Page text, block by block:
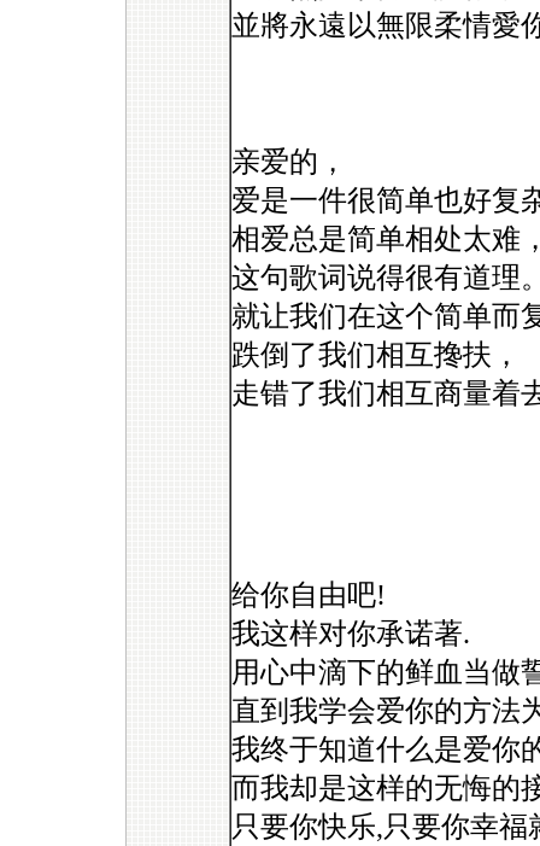
並將永遠以無限柔情愛
亲爱的，
爱是一件很简单也好复
相爱总是简单相处太难
这句歌词说得很有道理
就让我们在这个简单而
跌倒了我们相互搀扶，
走错了我们相互商量着
给你自由吧!
我这样对你承诺著.
用心中滴下的鲜血当做
直到我学会爱你的方法
我终于知道什么是爱你
而我却是这样的无悔的
只要你快乐,只要你幸福